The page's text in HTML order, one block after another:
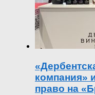
компания»
право на